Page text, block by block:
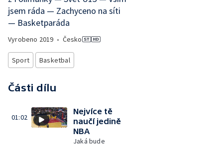
jsem ráda — Zachyceno na síti
— Basketparáda
Vyrobeno 2019 • Česko
Sport Basketbal
Části dílu
01:02
Nejvíce tě
naučí jedině
NBA
Jaká bude